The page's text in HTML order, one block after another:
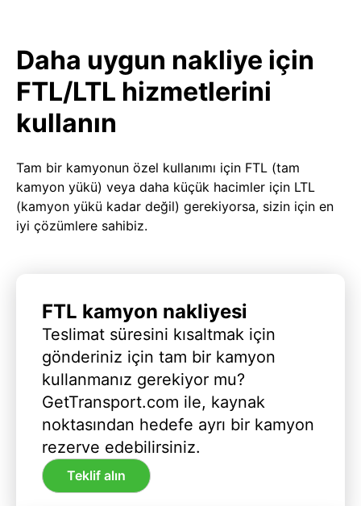
Daha uygun nakliye için
FTL/LTL hizmetlerini
kullanın
Tam bir kamyonun özel kullanımı için FTL (tam
kamyon yükü) veya daha küçük hacimler için LTL
(kamyon yükü kadar değil) gerekiyorsa, sizin için en
iyi çözümlere sahibiz.
FTL kamyon nakliyesi
Teslimat süresini kısaltmak için
gönderiniz için tam bir kamyon
kullanmanız gerekiyor mu?
GetTransport.com ile, kaynak
noktasından hedefe ayrı bir kamyon
rezerve edebilirsiniz.
Teklif alın